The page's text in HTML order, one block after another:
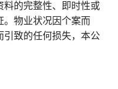
料的完整性、即时性或
。物业状况因个案而
引致的任何损失，本公